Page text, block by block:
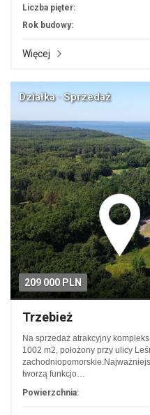
Liczba pięter:
Rok budowy:
Więcej
209 000 PLN
Działka · Sprzedaż
Trzebież
Na sprzedaż atrakcyjny
1002 m2, położony przy ulicy
tworzą funkcjo…
Powierzchnia: